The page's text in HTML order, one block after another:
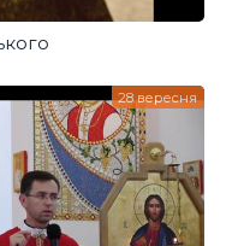
28 вересня